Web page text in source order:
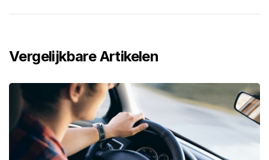
Vergelijkbare Artikelen